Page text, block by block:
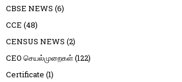
CBSE NEWS (6)
CCE (48)
CENSUS NEWS (2)
CEO செயல்முறைகள்(122)
Certificate (1)